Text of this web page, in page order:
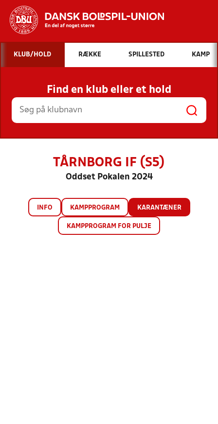
Hvad vil du søge efter?
INDHOLD OG NYHEDER
STILLINGER, RESULTATER, KLUBBER OG
HOLD
KLUB/HOLD RÆKKE SPILLESTED KAMP
Find en klub eller et hold
TÅRNBORG IF (S5)
Oddset Pokalen 2024
INFO KAMPPROGRAM KARANTÆNER
KAMPPROGRAM FOR PULJE